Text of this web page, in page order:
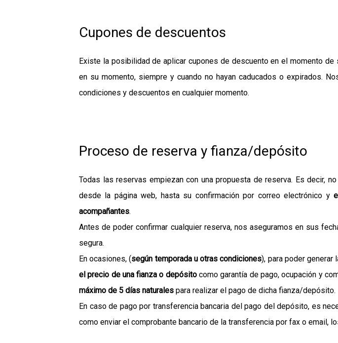
Cupones de descuentos
Existe la posibilidad de aplicar cupones de descuento en el momento
en su momento, siempre y cuando no hayan caducados o expirados.
condiciones y descuentos en cualquier momento.
Proceso de reserva y fianza/depósito
Todas las reservas empiezan con una propuesta de reserva. Es decir,
desde la página web, hasta su confirmación por correo electrónico y
acompañantes.
Antes de poder confirmar cualquier reserva, nos aseguramos en sus
segura.
En ocasiones, (según temporada u otras condiciones), para poder generar
el precio de una fianza o depósitocomo garantía de pago, ocupación y
máximo de 5 días naturales para realizar el pago de dicha fianza/depósito.
En caso de pago por transferencia bancaria del pago del depósito, es
como enviar el comprobante bancario de la transferencia por fax o email,